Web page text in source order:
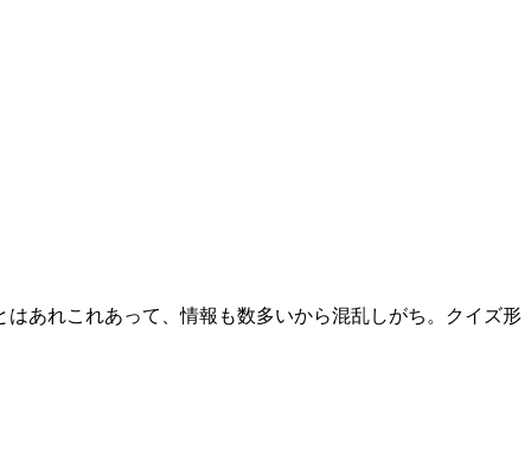
あれこれあって、情報も数多いから混乱しがち。クイズ形